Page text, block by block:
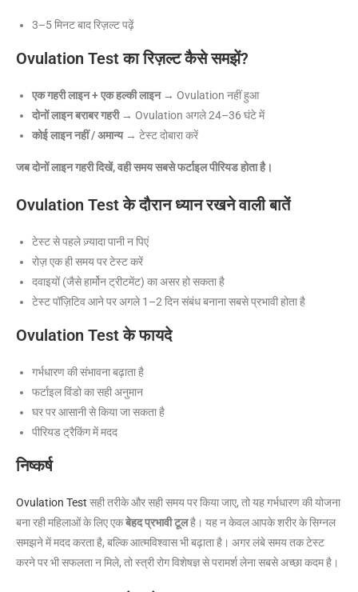
3–5 मिनट बाद रिज़ल्ट पढ़ें
Ovulation Test का रिज़ल्ट कैसे समझें?
एक गहरी लाइन + एक हल्की लाइन→ Ovulation नहीं हुआ
दोनों लाइन बराबर गहरी→ Ovulation अगले 24–36 घंटे में
कोई लाइन नहीं / अमान्य→ टेस्ट दोबारा करें
जब दोनों लाइन गहरी दिखें, वही समय सबसे फर्टाइल पीरियड होता है।
Ovulation Test के दौरान ध्यान रखने वाली बातें
टेस्ट से पहले ज़्यादा पानी न पिएं
रोज़ एक ही समय पर टेस्ट करें
दवाइयों (जैसे हार्मोन ट्रीटमेंट) का असर हो सकता है
टेस्ट पॉज़िटिव आने पर अगले 1–2 दिन संबंध बनाना सबसे प्रभावी होता है
Ovulation Test के फायदे
गर्भधारण की संभावना बढ़ाता है
फर्टाइल विंडो का सही अनुमान
घर पर आसानी से किया जा सकता है
पीरियड ट्रैकिंग में मदद
निष्कर्ष
Ovulation Test सही तरीके और सही समय पर किया जाए, तो यह गर्भधारण की योजना
बना रही महिलाओं के लिए एकबेहद प्रभावी टूलहै। यह न केवल आपके शरीर के सिग्नल
समझने में मदद करता है, बल्कि आत्मविश्वास भी बढ़ाता है। अगर लंबे समय तक टेस्ट
करने पर भी सफलता न मिले, तो स्त्री रोग विशेषज्ञ से परामर्श लेना सबसे अच्छा कदम है।